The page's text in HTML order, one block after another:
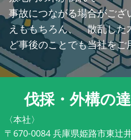
事故につながる場合がござ
えももちろん、 散乱した
ど事後のことでも当社をご
伐採・外構の
〈本社〉
〒670-0084 兵庫県姫路市東辻